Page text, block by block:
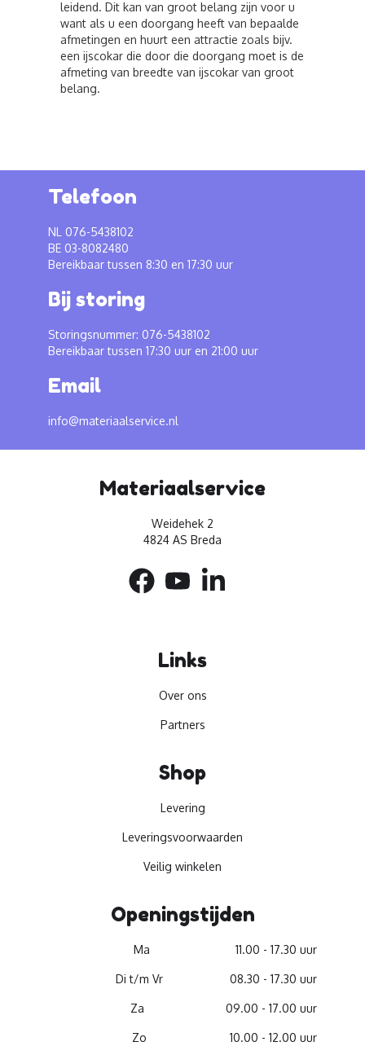
leidend. Dit kan van groot belang zijn voor u
want als u een doorgang heeft van bepaalde
afmetingen en huurt een attractie zoals bijv.
een ijscokar die door die doorgang moet is de
afmeting van breedte van ijscokar van groot
belang.
Telefoon
NL 076-5438102
BE 03-8082480
Bereikbaar tussen 8:30 en 17:30 uur
Bij storing
Storingsnummer: 076-5438102
Bereikbaar tussen 17:30 uur en 21:00 uur
Email
info@materiaalservice.nl
Materiaalservice
Weidehek 2
4824 AS Breda
Links
Over ons
Partners
Shop
Levering
Leveringsvoorwaarden
Veilig winkelen
Openingstijden
Ma 11.00 - 17.30 uur
Di t/m Vr 08.30 - 17.30 uur
Za 09.00 - 17.00 uur
Zo 10.00 - 12.00 uur